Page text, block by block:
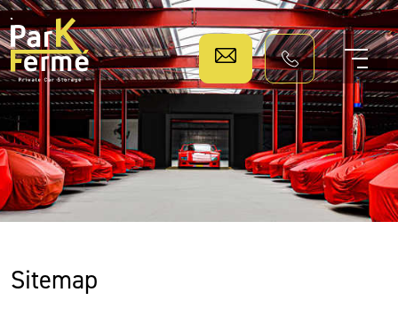
0612 725 725
Sitemap